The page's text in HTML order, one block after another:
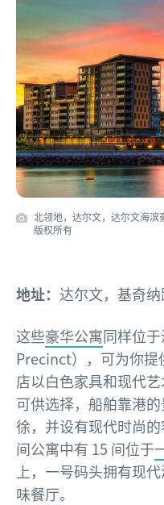
北领地，达尔文，达尔文海
版权所有
地址： 达尔文，基奇
这些豪华公寓同样位
Precinct），可为你提
店以白色家具和现代
可供选择，船舶靠港
徐，并设有现代时尚
间公寓中有 15 间位于
上，一号码头拥有现
味餐厅。